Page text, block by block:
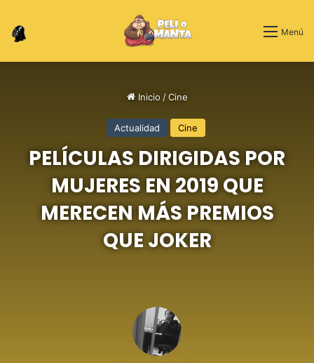
Switch skin Menú
Inicio / Cine
Actualidad Cine
PELÍCULAS DIRIGIDAS POR
MUJERES EN 2019 QUE
MERECEN MÁS PREMIOS
QUE JOKER